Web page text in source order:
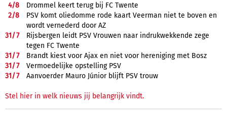
4/8
Drommel keert terug bij FC Twente
2/8
PSV komt oliedomme rode kaart Veerman niet te boven en
wordt vernederd door AZ
31/7
Rijsbergen leidt PSV Vrouwen naar indrukwekkende zege
tegen FC Twente
31/7
Brandt kiest voor Ajax en niet voor hereniging met Bosz
31/7
Vermoedelijke opstelling PSV
31/7 Aanvoerder Mauro Júnior blijft PSV trouw
Stel hier in welk nieuws jij belangrijk vindt.